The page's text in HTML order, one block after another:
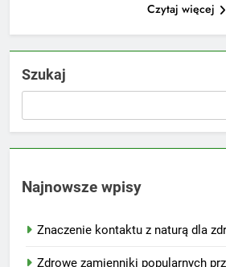
Czytaj więcej
Szukaj
Najnowsze wpisy
Znaczenie kontaktu z naturą dla
Zdrowe zamienniki popularnych